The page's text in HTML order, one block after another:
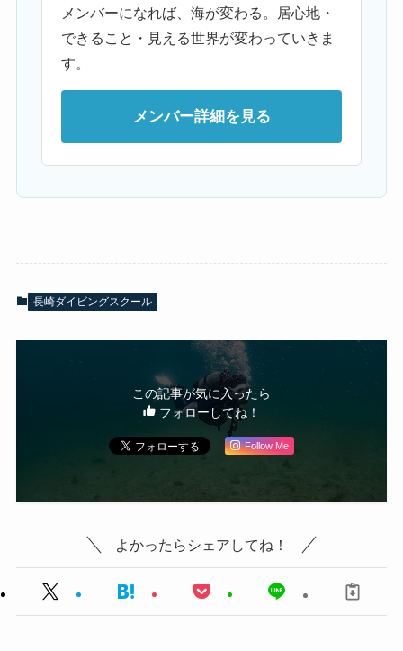
メンバーになれば、海が変わる。居心地・
できること・見える世界が変わっていきま
す。
メンバー詳細を見る
長崎ダイビングスクール
この記事が気に入ったら
フォローしてね！
Follow Me
よかったらシェアしてね！